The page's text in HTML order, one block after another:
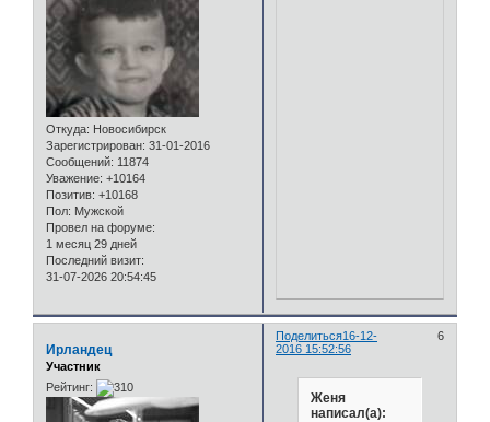
Откуда: Новосибирск
Зарегистрирован: 31-01-2016
Сообщений: 11874
Уважение: +10164
Позитив: +10168
Пол: Мужской
Провел на форуме:
1 месяц 29 дней
Последний визит:
31-07-2026 20:54:45
Поделиться 6
16-12-
2016 15:52:56
Ирландец
Участник
Рейтинг:
Женя
написал(а):